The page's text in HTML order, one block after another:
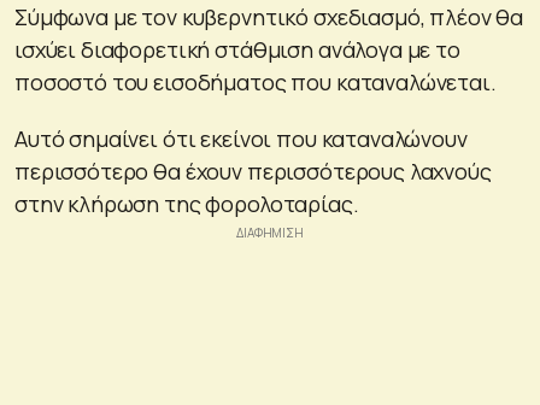
Σύμφωνα με τον κυβερνητικό σχεδιασμό, πλέον θα
ισχύει διαφορετική στάθμιση ανάλογα με το
ποσοστό του εισοδήματος που καταναλώνεται.
Αυτό σημαίνει ότι εκείνοι που καταναλώνουν
περισσότερο θα έχουν περισσότερους λαχνούς
στην κλήρωση της φορολοταρίας.